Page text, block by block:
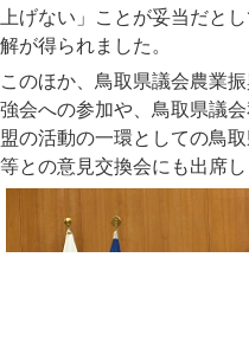
上げない」ことが妥当だと
解が得られました。
このほか、鳥取県議会農業
強会への参加や、鳥取県議
盟の活動の一環としての鳥
等との意見交換会にも出席し